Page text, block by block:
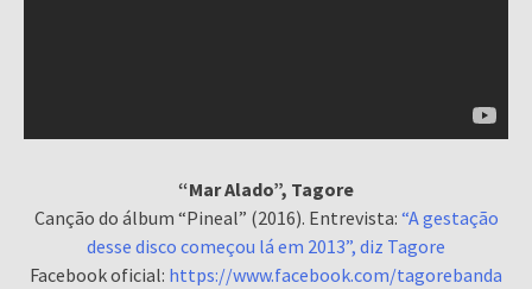
“Mar Alado”, Tagore
Canção do álbum “Pineal” (2016). Entrevista: “A gestação
desse disco começou lá em 2013”, diz Tagore
Facebook oficial: https://www.facebook.com/tagorebanda